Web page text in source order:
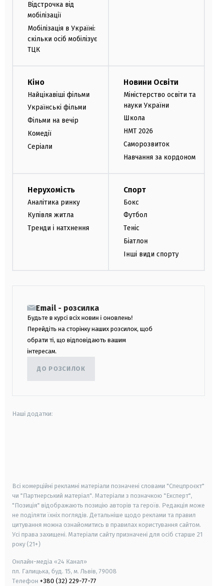
Відстрочка від
мобілізації
Мобілізація в Україні:
скільки осіб мобілізує
ТЦК
Кіно
Найцікавіші фільми
Українські фільми
Фільми на вечір
Комедії
Серіали
Новини Освіти
Міністерство освіти та
науки України
Школа
НМТ 2026
Саморозвиток
Навчання за кордоном
Нерухомість
Аналітика ринку
Купівля житла
Тренди і натхнення
Спорт
Бокс
Футбол
Теніс
Біатлон
Інші види спорту
Email - розсилка
Будьте в курсі всіх новин і оновлень!
Перейдіть на сторінку наших розсилок, щоб
обрати ті, що відповідають вашим
інтересам.
ДО РОЗСИЛОК
Наші додатки:
Всі комерційні рекламні матеріали позначені словами "Спецпроєкт"
чи "Партнерський матеріал". Матеріали з позначкою "Експерт",
"Позиція" відображають позицію авторів та героїв. Редакція може
не поділяти їхніх поглядів. Детальніше щодо реклами та правил
цитування можна ознайомитись в правилах користування сайтом.
Усі права захищені. Матеріали сайту призначені для осіб старше 21
року (21+)
Онлайн-медіа «24 Канал»
пл. Галицька, буд. 15, м. Львів, 79008
Телефон +380 (32) 229-77-77